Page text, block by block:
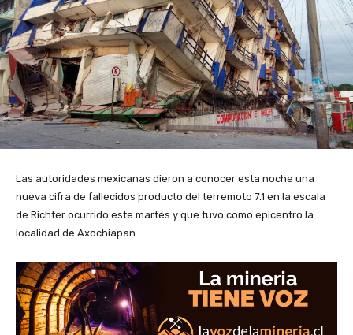
Las autoridades mexicanas dieron a conocer esta noche una
nueva cifra de fallecidos producto del terremoto 7.1 en la escala
de Richter ocurrido este martes y que tuvo como epicentro la
localidad de Axochiapan.